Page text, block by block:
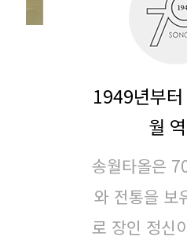
1949년부
월
송월타올은
와 전통을 보
로 장인 정신